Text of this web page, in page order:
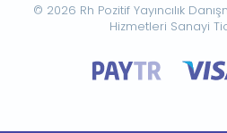
© 2026 Rh Pozitif Yayıncılık
Hizmetleri Sanayi